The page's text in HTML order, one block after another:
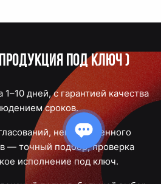
под ключ)
1–10 дней, с гарантией качества
сроков.
некачественного
— точный подбор, проверка
исполнение под ключ.